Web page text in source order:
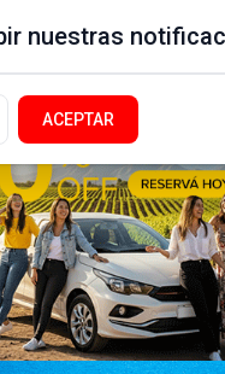
nuestras
ACEPTAR